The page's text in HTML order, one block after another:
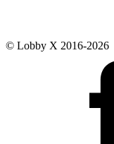
© Lobby X 2016-2026